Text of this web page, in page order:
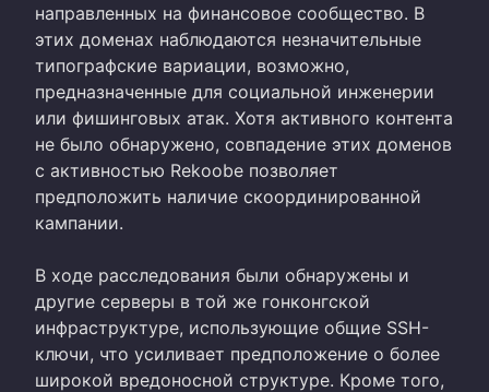
направленных на финансовое сообщество. В
этих доменах наблюдаются незначительные
типографские вариации, возможно,
предназначенные для социальной инженерии
или фишинговых атак. Хотя активного контента
не было обнаружено, совпадение этих доменов
с активностью Rekoobe позволяет
предположить наличие скоординированной
кампании.
В ходе расследования были обнаружены и
другие серверы в той же гонконгской
инфраструктуре, использующие общие SSH-
ключи, что усиливает предположение о более
широкой вредоносной структуре. Кроме того,